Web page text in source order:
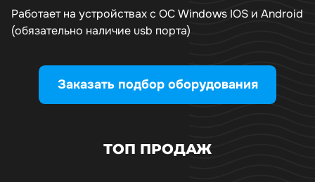
Работает на устройствах с ОС Windows IOS и Android
(обязательно наличие usb порта)
Заказать подбор оборудования
ТОП ПРОДАЖ